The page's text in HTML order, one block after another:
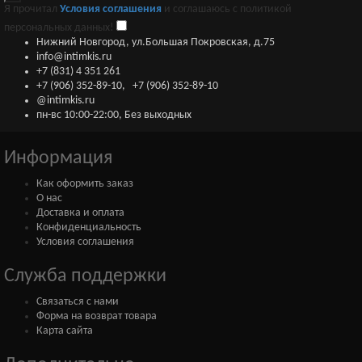
Я прочитал Условия соглашения и соглашаюсь с политикой
персональных данных!
Нижний Новгород, ул.Большая Покровская, д.75
info@intimkis.ru
+7 (831) 4 351 261
+7 (906) 352-89-10, +7 (906) 352-89-10
@intimkis.ru
пн-вс 10:00-22:00, Без выходных
Информация
Как оформить заказ
О нас
Доставка и оплата
Конфиденциальность
Условия соглашения
Служба поддержки
Связаться с нами
Форма на возврат товара
Карта сайта